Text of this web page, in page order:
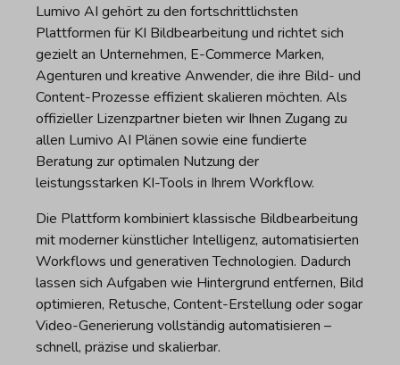
Lumivo AI gehört zu den fortschrittlichsten
Plattformen für KI Bildbearbeitung und richtet sich
gezielt an Unternehmen, E-Commerce Marken,
Agenturen und kreative Anwender, die ihre Bild- und
Content-Prozesse effizient skalieren möchten. Als
offizieller Lizenzpartner bieten wir Ihnen Zugang zu
allen Lumivo AI Plänen sowie eine fundierte
Beratung zur optimalen Nutzung der
leistungsstarken KI-Tools in Ihrem Workflow.
Die Plattform kombiniert klassische Bildbearbeitung
mit moderner künstlicher Intelligenz, automatisierten
Workflows und generativen Technologien. Dadurch
lassen sich Aufgaben wie Hintergrund entfernen, Bild
optimieren, Retusche, Content-Erstellung oder sogar
Video-Generierung vollständig automatisieren –
schnell, präzise und skalierbar.